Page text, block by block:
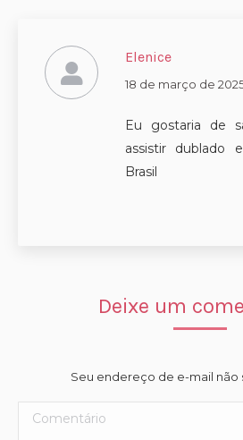
Elenice
disse:
18 de março de
Eu gostaria de
assistir dublado
Brasil
Deixe um
Seu endereço de e-mail não
Comentário